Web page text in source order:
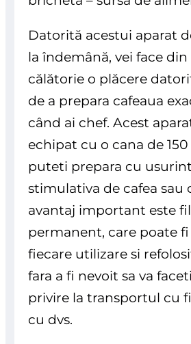
Datorită acestui aparat
la îndemână, vei face
călătorie o plăcere
de a prepara cafeaua
când ai chef. Acest
echipat cu o cana de
puteti prepara cu
stimulativa de cafea sau
avantaj important este
permanent, care poate
fiecare utilizare si
fara a fi nevoit sa va
privire la transportul cu
cu dvs.